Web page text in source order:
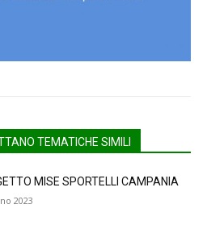
TEMATICHE SIMILI
MISE SPORTELLI CAMPANIA
2023